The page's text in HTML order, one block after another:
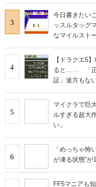
3
今日書きたい
ッスルタッグ
なマイルスト
4
【ドラクエ5
ると…… 「正
証」途方もな
5
マイクラで巨
ルすぎる超大
い」
6
「めっちゃ
が凍る状態“
FF5マニアも